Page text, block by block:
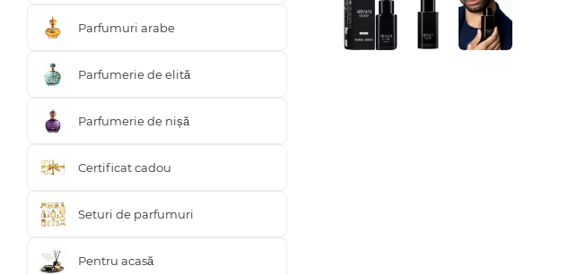
Parfumuri arabe
Parfumerie de elită
Parfumerie de nișă
Certificat cadou
Seturi de parfumuri
Pentru acasă